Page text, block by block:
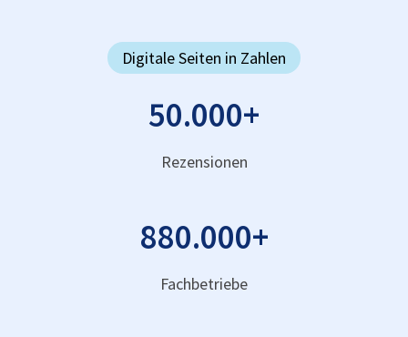
Digitale Seiten in Zahlen
50.000+
Rezensionen
880.000+
Fachbetriebe